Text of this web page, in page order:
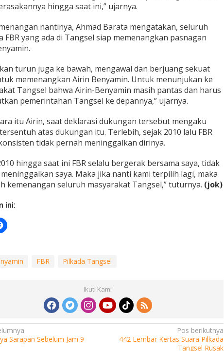
hingga saat ini,” ujarnya.
nantinya, Ahmad Barata mengatakan, seluruh
FBR yang ada di Tangsel siap memenangkan pasnagan
turun juga ke bawah, mengawal dan berjuang sekuat
memenangkan Airin Benyamin. Untuk menunjukan ke
Tangsel bahwa Airin-Benyamin masih pantas dan harus
pemerintahan Tangsel ke depannya,” ujarnya.
itu Airin, saat deklarasi dukungan tersebut mengaku
atas dukungan itu. Terlebih, sejak 2010 lalu FBR
tidak pernah meninggalkan dirinya.
hingga saat ini FBR selalu bergerak bersama saya, tidak
saya. Maka jika nanti kami terpilih lagi, maka
kemenangan seluruh masyarakat Tangsel,” tuturnya. (jok)
ini:
FBR Pilkada Tangsel
Ikuti Kami
Sarapan Sebelum Jam 9
Pos berikutnya
442 Lembar Kertas Suara Pilkada
Tangsel Rusak